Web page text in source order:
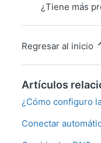
¿Tiene más
Regresar al inicio
Artículos
¿Cómo configuro
Conectar